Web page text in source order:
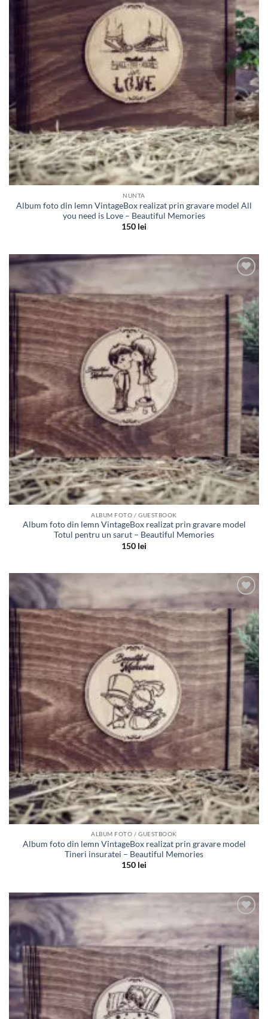
NUNTA
Album foto din lemn VintageBox realizat prin gravare model All
you need is Love – Beautiful Memories
150 lei
in lista
dorinte
ALBUM FOTO / GUESTBOOK
Album foto din lemn VintageBox realizat prin gravare model
Totul pentru un sarut – Beautiful Memories
150 lei
Adauga
in lista
de
dorinte
ALBUM FOTO / GUESTBOOK
Album foto din lemn VintageBox realizat prin gravare model
Tineri insuratei – Beautiful Memories
150 lei
Adauga
in lista
de
dorinte